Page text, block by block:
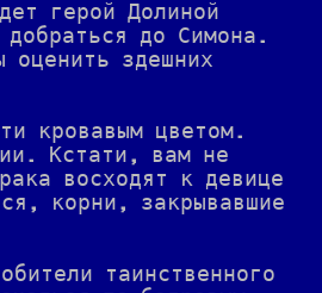
герой Долиной
до Симона.
здешних
кровавым цветом.
Кстати, вам не
восходят к девице
корни, закрывавшие
таинственного